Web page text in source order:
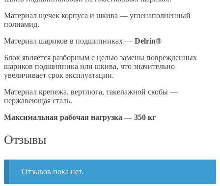
Материал щечек корпуса и шкива — угленаполненный
полиамид.
Материал шариков в подшипниках — Delrin®
Блок является разборным с целью замены поврежденных
шариков подшипника или шкива, что значительно
увеличивает срок эксплуатации.
Материал крепежа, вертлюга, такелажной скобы —
нержавеющая сталь.
Максимальная рабочая нагрузка — 350 кг
Отзывы
Отзывов пока нет.